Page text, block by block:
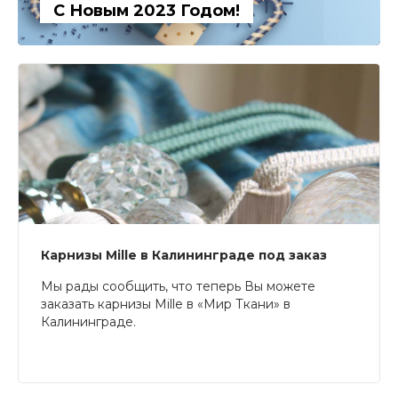
С Новым 2023 Годом!
Карнизы Mille в Калининграде под заказ
Мы рады сообщить, что теперь Вы можете
заказать карнизы Mille в «Мир Ткани» в
Калининграде.